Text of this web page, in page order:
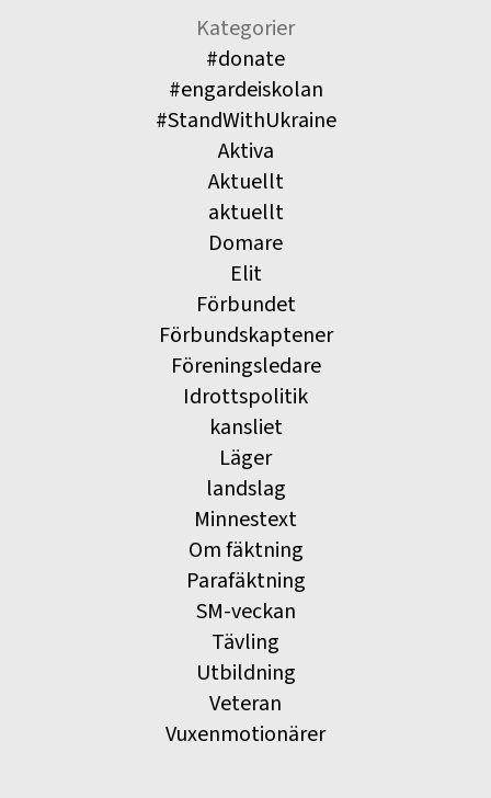
Kategorier
#donate
#engardeiskolan
#StandWithUkraine
Aktiva
Aktuellt
aktuellt
Domare
Elit
Förbundet
Förbundskaptener
Föreningsledare
Idrottspolitik
kansliet
Läger
landslag
Minnestext
Om fäktning
Parafäktning
SM-veckan
Tävling
Utbildning
Veteran
Vuxenmotionärer